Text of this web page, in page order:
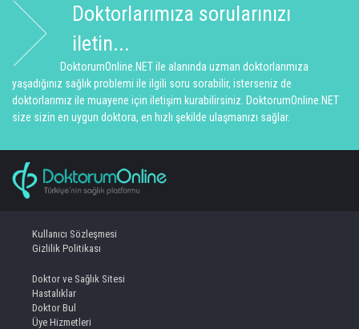
Doktorlarımıza sorularınızı
iletin...
DoktorumOnline.NET ile alanında uzman doktorlarımıza
yaşadığınız sağlık problemi ile ilgili soru sorabilir, isterseniz de
doktorlarımız ile muayene için iletişim kurabilirsiniz. DoktorumOnline.NET
size sizin en uygun doktora, en hızlı şekilde ulaşmanızı sağlar.
Kullanıcı Sözleşmesi
Gizlilik Politikası
Doktor ve Sağlık Sitesi
Hastalıklar
Doktor Bul
Üye Hizmetleri